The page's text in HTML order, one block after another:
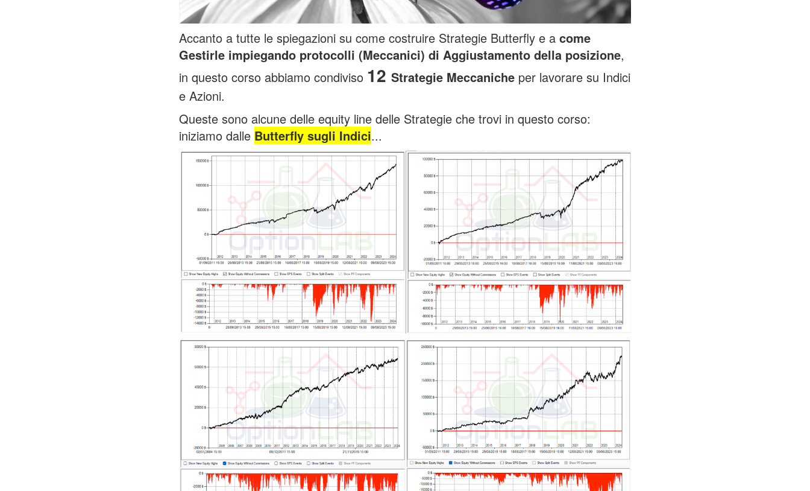
Accanto a tutte le spiegazioni su come costruire Strategie Butterfly e a come
Gestirle impiegando protocolli (Meccanici) di Aggiustamento della posizione,
in questo corso abbiamo condiviso 12 Strategie Meccaniche per lavorare su Indici
e Azioni.
Queste sono alcune delle equity line delle Strategie che trovi in questo corso:
iniziamo dalle Butterfly sugli Indici...